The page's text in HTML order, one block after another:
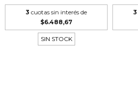
3 cuotas sin interés de
$6.488,67
SIN STOCK
3